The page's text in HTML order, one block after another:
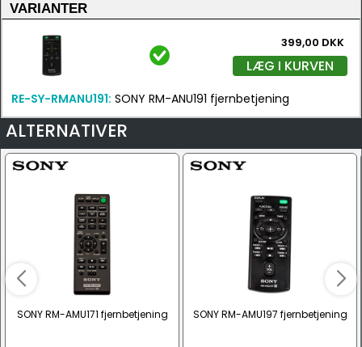
VARIANTER
399,00 DKK
LÆG I KURVEN
RE-SY-RMANU191: SONY RM-ANU191 fjernbetjening
ALTERNATIVER
SONY RM-AMU171 fjernbetjening SONY RM-AMU197 fjernbetjening